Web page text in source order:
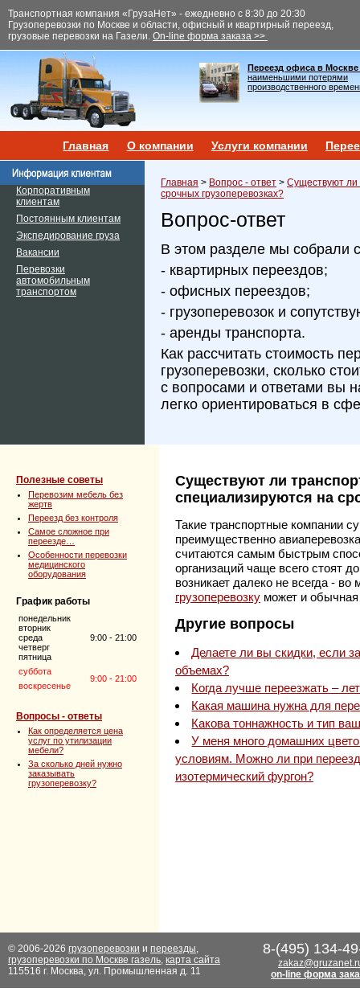
Транспортная компания «ГрузаНет» - ежедневно с 8:30 до 20:30
Грузоперевозки по Москве и области, офисный и квартирный переезд,
грузовые перевозки на Газели. On-line форма заказа >>
Переезд офиса в Москве
наименьшими потерями
производственного
Главная О компании Услуги компании
Корпоративным
клиентам
Постоянным клиентам
Экспедирование груза
Вакансии
Перевозки
автомобильным
транспортом
Главная > Вопрос - ответ > Существуют ли
срочных грузоперевозках?
Вопрос-ответ
В этом разделе мы собрали
- квартирных переездов;
- офисных переездов;
- грузоперевозок и
- аренды транспорта.
Как рассчитать стоимость
грузоперевозки, сколько
с вопросами и ответами вы
легко ориентироваться в
Полезные советы
Перевозим мебель без
жертв
Переезд без контроля
Самое сложное при
переезде…
Особенности перевозки
медицинского
оборудования
График работы
понедельник
вторник
среда
четверг
пятница
9:00 - 21:00
суббота
9:00 - 21:00
воскресенье
Вопросы - ответы
Как определяется цена
услуг по утилизации
мебели?
За сколько дней нужно
заказывать
грузоперевозку?
Существуют ли
специализируются на
Такие транспортные компании
преимущественно
считаются самым быстрым
организаций чаще всего стоят
возникает далеко не всегда - во
грузоперевозку может и
Другие вопросы
Делаете ли вы скидки, если
объемах?
Когда лучше переезжать –
Какая машина нужна для
Какова тоннажность и тип
У меня много домашних
условиям. Можно ли при
изотермический фургон?
© 2006-2026 грузоперевозки и переезды,
грузоперевозки по Москве газель, карта сайта
115516 г. Москва, ул. Промышленная д. 11
8-(495) 134-
on-line форма